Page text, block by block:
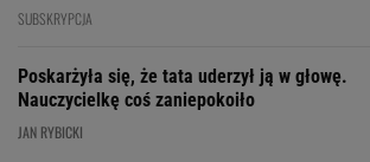
SUBSKRYPCJA
Poskarżyła się, że tata uderzył ją w głowę.
Nauczycielkę coś zaniepokoiło
JAN RYBICKI